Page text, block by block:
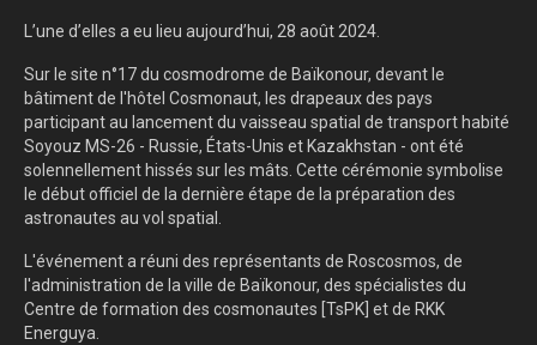
L’une d’elles a eu lieu aujourd’hui, 28 août 2024.
Sur le site n°17 ​​du cosmodrome de Baïkonour, devant le
bâtiment de l'hôtel Cosmonaut, les drapeaux des pays
participant au lancement du vaisseau spatial de transport habité
Soyouz MS-26 - Russie, États-Unis et Kazakhstan - ont été
solennellement hissés sur les mâts. Cette cérémonie symbolise
le début officiel de la dernière étape de la préparation des
astronautes au vol spatial.
L'événement a réuni des représentants de Roscosmos, de
l'administration de la ville de Baïkonour, des spécialistes du
Centre de formation des cosmonautes [TsPK] et de RKK
Energuya.